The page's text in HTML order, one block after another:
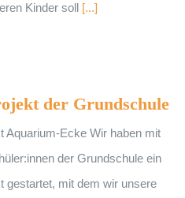
Kinder soll [...]
der Grundschule
Aquarium-Ecke Wir haben mit
der Grundschule ein
gestartet, mit dem wir unsere